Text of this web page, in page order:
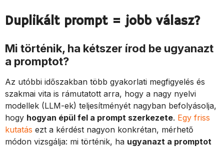
Duplikált prompt = jobb válasz?
Mi történik, ha kétszer írod be ugyanazt
a promptot?
Az utóbbi időszakban több gyakorlati megfigyelés és
szakmai vita is rámutatott arra, hogy a nagy nyelvi
modellek (LLM-ek) teljesítményét nagyban befolyásolja,
hogy hogyan épül fel a prompt szerkezete. Egy friss
kutatás ezt a kérdést nagyon konkrétan, mérhető
módon vizsgálja: mi történik, ha ugyanazt a promptot